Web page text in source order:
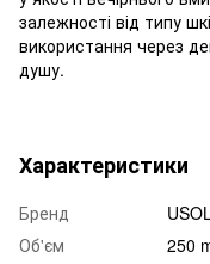
залежності від типу
використання через
душу.
Характеристики
Бренд
Об'єм
250